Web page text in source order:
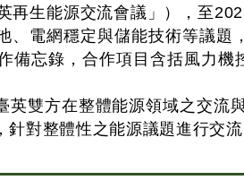
再生能源交流會議」），至
、電網穩定與儲能技術等議
備忘錄，合作項目含括風力
英雙方在整體能源領域之交流
針對整體性之能源議題進行交